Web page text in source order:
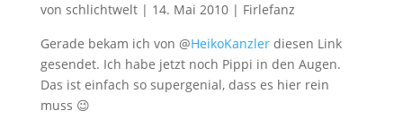
von schlichtwelt| 14. Mai 2010| Firlefanz
Gerade bekam ich von @HeikoKanzlerdiesen Link
gesendet. Ich habe jetzt noch Pippi in den Augen.
Das ist einfach so supergenial, dass es hier rein
muss 😉